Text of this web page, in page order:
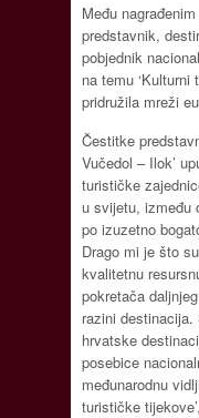
Među
predstavnik,
pobjednik
na temu ‘Kulturni
pridružila mreži
Čestitke
Vučedol – Ilok’
turističke
u svijetu, između
po izuzetno
Drago mi je što
kvalitetnu
pokretača
razini
hrvatske
posebice
međunarodnu
turističke